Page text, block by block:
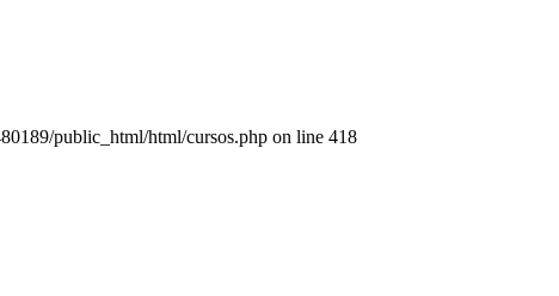
public_html/html/cursos.php on line 418